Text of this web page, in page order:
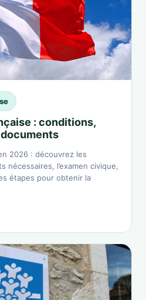
: conditions,
2026 : découvrez les
nécessaires, l’examen civique,
étapes pour obtenir la